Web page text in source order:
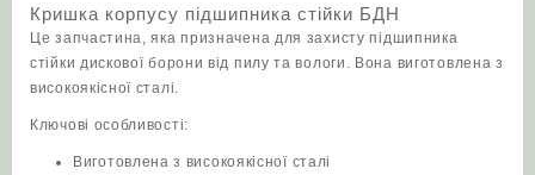
Кришка корпусу підшипника стійки БДН
Це запчастина, яка призначена для захисту підшипника
стійки дискової борони від пилу та вологи. Вона виготовлена ​​з
високоякісної сталі.
Ключові особливості:
Виготовлена ​​з високоякісної сталі